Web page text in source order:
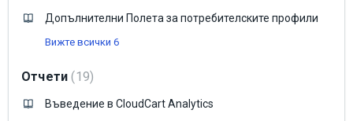
Допълнителни Полета за потребителските профили
Вижте всички 6
Отчети 19
Въведение в CloudCart Analytics